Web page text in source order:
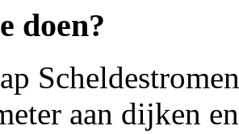
doen?
aan dijken